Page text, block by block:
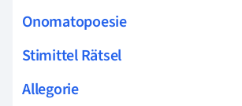
Onomatopoesie
Stimittel Rätsel
Allegorie